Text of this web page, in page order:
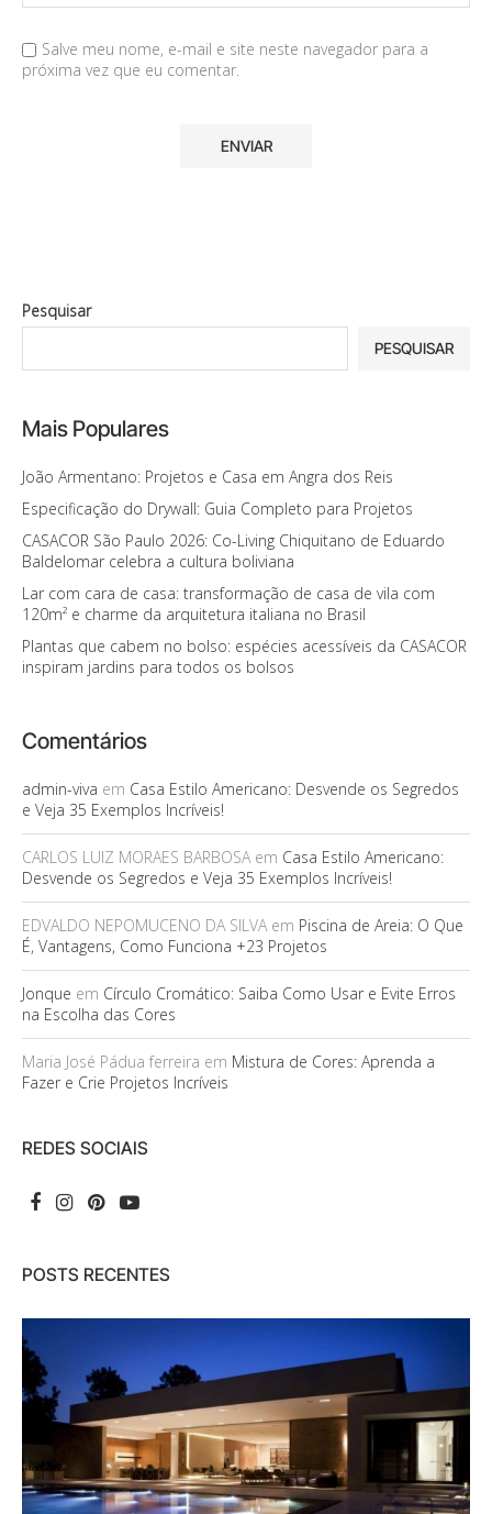
Salve meu nome, e-mail e site neste navegador para a
próxima vez que eu comentar.
Pesquisar
PESQUISAR
Mais Populares
João Armentano: Projetos e Casa em Angra dos Reis
Especificação do Drywall: Guia Completo para Projetos
CASACOR São Paulo 2026: Co-Living Chiquitano de Eduardo
Baldelomar celebra a cultura boliviana
Lar com cara de casa: transformação de casa de vila com
120m² e charme da arquitetura italiana no Brasil
Plantas que cabem no bolso: espécies acessíveis da CASACOR
inspiram jardins para todos os bolsos
Comentários
admin-viva em Casa Estilo Americano: Desvende os Segredos
e Veja 35 Exemplos Incríveis!
CARLOS LUIZ MORAES BARBOSAem Casa Estilo Americano:
Desvende os Segredos e Veja 35 Exemplos Incríveis!
EDVALDO NEPOMUCENO DA SILVAem Piscina de Areia: O Que
É, Vantagens, Como Funciona +23 Projetos
Jonque em Círculo Cromático: Saiba Como Usar e Evite Erros
na Escolha das Cores
Maria José Pádua ferreira em Mistura de Cores: Aprenda a
Fazer e Crie Projetos Incríveis
REDES SOCIAIS
POSTS RECENTES